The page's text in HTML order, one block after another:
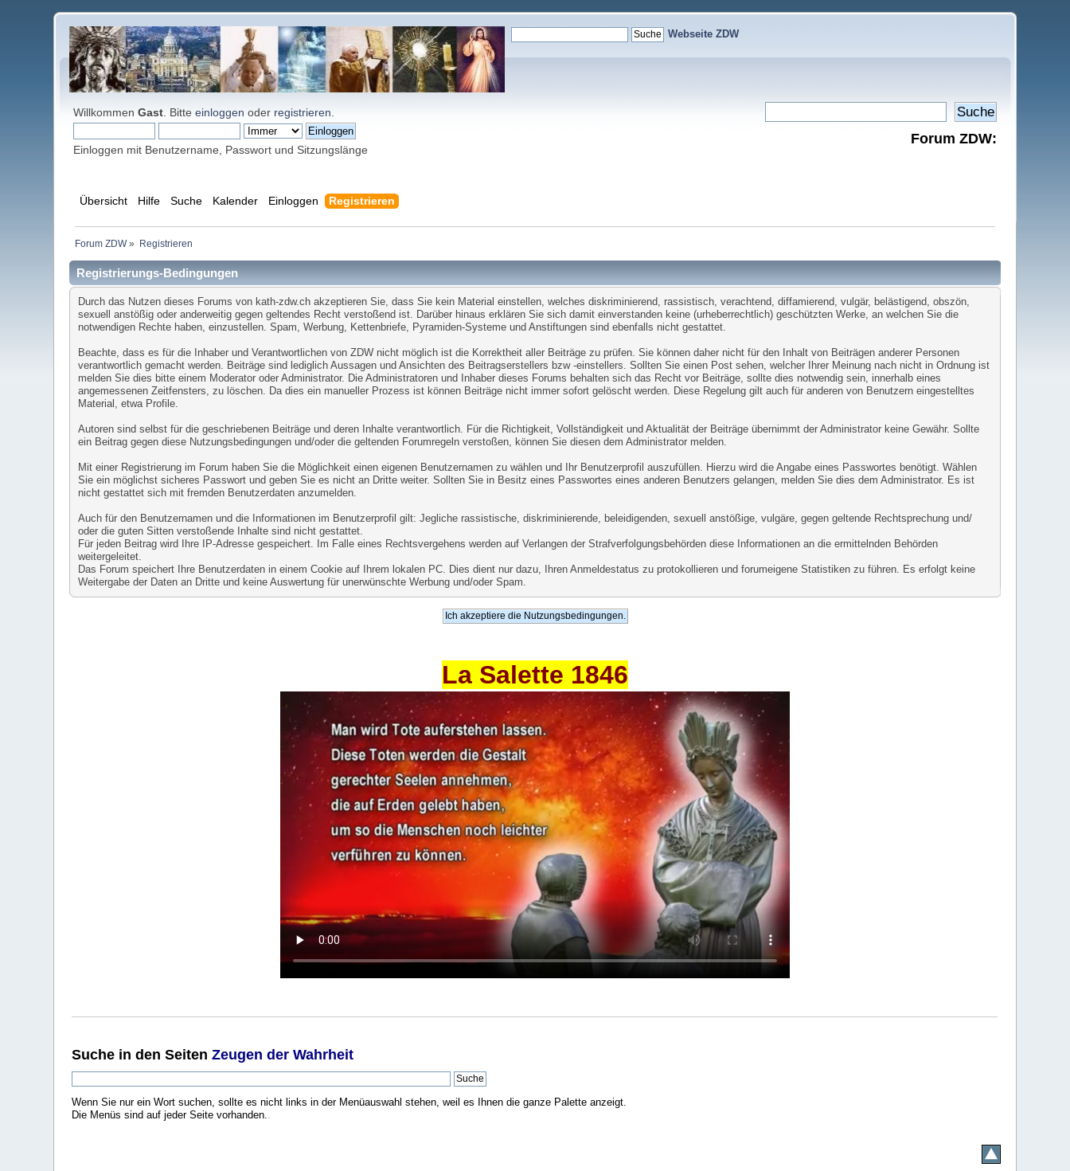
Webseite ZDW
WillkommenGast . Bitteeinloggen oder registrieren
Einloggen mit Benutzername, Passwort und Sitzungslänge
Forum ZDW:
Übersicht Hilfe Suche Kalender Einloggen Registrieren
Forum ZDW» Registrieren
Registrierungs-Bedingungen
Durch das Nutzen dieses Forums von kath-zdw.ch akzeptieren Sie, dass Sie kein Material einstellen, welches diskriminierend, rassistisch, verachtend, diffamierend, vulgär, belästigend, obszön,
sexuell anstößig oder anderweitig gegen geltendes Recht verstoßend ist. Darüber hinaus erklären Sie sich damit einverstanden keine (urheberrechtlich) geschützten Werke, an welchen Sie die
notwendigen Rechte haben, einzustellen. Spam, Werbung, Kettenbriefe, Pyramiden-Systeme und Anstiftungen sind ebenfalls nicht gestattet.
Beachte, dass es für die Inhaber und Verantwortlichen von ZDW nicht möglich ist die Korrektheit aller Beiträge zu prüfen. Sie können daher nicht für den Inhalt von Beiträgen anderer Personen
verantwortlich gemacht werden. Beiträge sind lediglich Aussagen und Ansichten des Beitragserstellers bzw -einstellers. Sollten Sie einen Post sehen, welcher Ihrer Meinung nach nicht in Ordnung ist
melden Sie dies bitte einem Moderator oder Administrator. Die Administratoren und Inhaber dieses Forums behalten sich das Recht vor Beiträge, sollte dies notwendig sein, innerhalb eines
angemessenen Zeitfensters, zu löschen. Da dies ein manueller Prozess ist können Beiträge nicht immer sofort gelöscht werden. Diese Regelung gilt auch für anderen von Benutzern eingestelltes
Material, etwa Profile.
Autoren sind selbst für die geschriebenen Beiträge und deren Inhalte verantwortlich. Für die Richtigkeit, Vollständigkeit und Aktualität der Beiträge übernimmt der Administrator keine Gewähr. Sollte
ein Beitrag gegen diese Nutzungsbedingungen und/oder die geltenden Forumregeln verstoßen, können Sie diesen dem Administrator melden.
Mit einer Registrierung im Forum haben Sie die Möglichkeit einen eigenen Benutzernamen zu wählen und Ihr Benutzerprofil auszufüllen. Hierzu wird die Angabe eines Passwortes benötigt. Wählen
Sie ein möglichst sicheres Passwort und geben Sie es nicht an Dritte weiter. Sollten Sie in Besitz eines Passwortes eines anderen Benutzers gelangen, melden Sie dies dem Administrator. Es ist
nicht gestattet sich mit fremden Benutzerdaten anzumelden.
Auch für den Benutzernamen und die Informationen im Benutzerprofil gilt: Jegliche rassistische, diskriminierende, beleidigenden, sexuell anstößige, vulgäre, gegen geltende Rechtsprechung und/
oder die guten Sitten verstoßende Inhalte sind nicht gestattet.
Für jeden Beitrag wird Ihre IP-Adresse gespeichert. Im Falle eines Rechtsvergehens werden auf Verlangen der Strafverfolgungsbehörden diese Informationen an die ermittelnden Behörden
weitergeleitet.
Das Forum speichert Ihre Benutzerdaten in einem Cookie auf Ihrem lokalen PC. Dies dient nur dazu, Ihren Anmeldestatus zu protokollieren und forumeigene Statistiken zu führen. Es erfolgt keine
Weitergabe der Daten an Dritte und keine Auswertung für unerwünschte Werbung und/oder Spam.
La Salette 1846
Suche in den SeitenZeugen der Wahrheit
Wenn Sie nur ein Wort suchen, sollte es nicht links in der Menüauswahl stehen, weil es Ihnen die ganze Palette anzeigt.
Die Menüs sind auf jeder Seite vorhanden..